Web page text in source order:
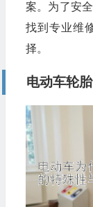
案。为了安
找到专业维
择。
电动车轮